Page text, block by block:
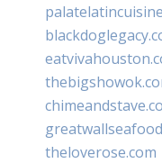
theloverose.com